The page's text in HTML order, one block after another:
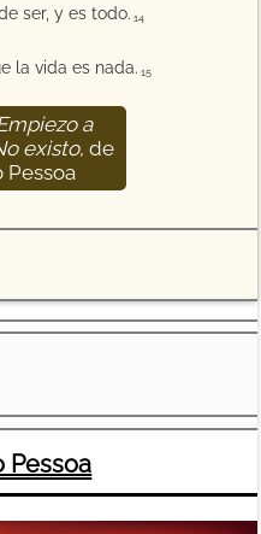
ser, y es todo. 14
la vida es nada. 15
a
existo, de
Pessoa
Pessoa